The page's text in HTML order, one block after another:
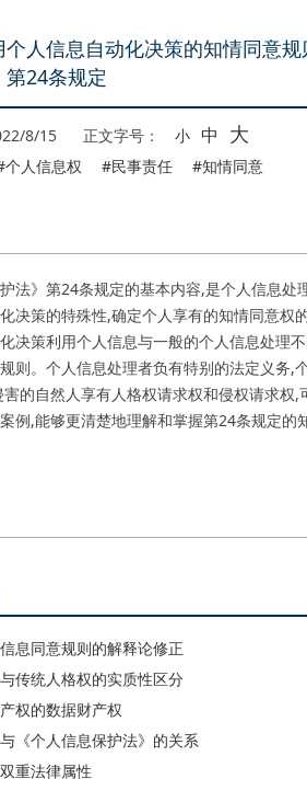
个人信息自动化决策的知情同意
24条规定
8/15 正文字号： 小 中 大
个人信息权 #民事责任 #知情同意
护法》第24条规定的基本内容,是个人信息
决策的特殊性,确定个人享有的知情同意
决策利用个人信息与一般的个人信息处理
则。个人信息处理者负有特别的法定义务
的自然人享有人格权请求权和侵权请求
例,能够更清楚地理解和掌握第24条规定
息同意规则的解释论修正
传统人格权的实质性区分
权的数据财产权
《个人信息保护法》的关系
重法律属性